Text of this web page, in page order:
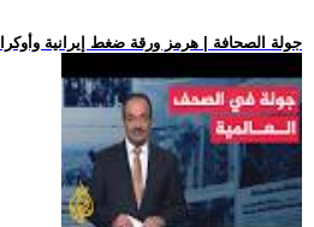
.. جولة الصحافة | هرمز ورقة ضغط إيرانية